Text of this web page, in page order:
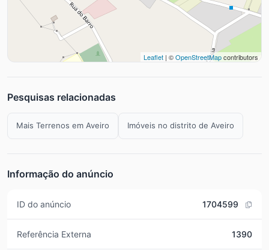
Leaflet | ©OpenStreetMapcontributors
Pesquisas relacionadas
Mais Terrenos em Aveiro Imóveis no distrito de Aveiro
Informação do anúncio
ID do anúncio 1704599
Referência Externa 1390